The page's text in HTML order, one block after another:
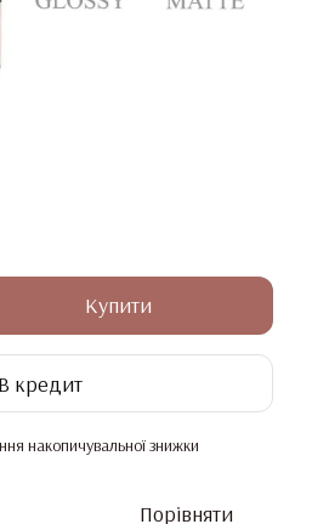
Купити
В кредит
накопичувальної знижки
Порівняти